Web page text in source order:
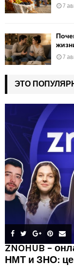
7
7
ЭТО
ZNOHUB –
НМТ и ЗНО: